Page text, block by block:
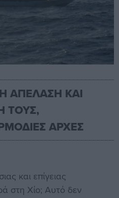
ΑΠΕΛΑΣΗ ΚΑΙ
ΤΟΥΣ,
ΑΡΧΕΣ
και επίγειας
στη Χίο; Αυτό δεν